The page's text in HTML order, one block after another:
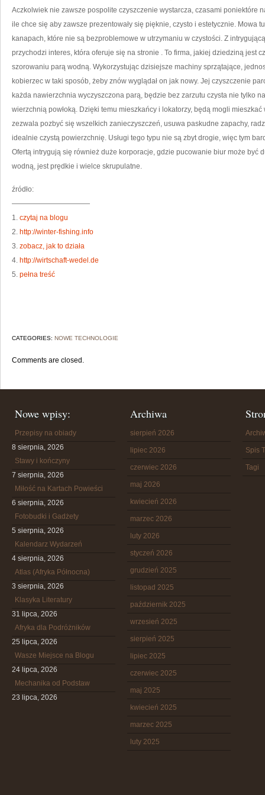
Aczkolwiek nie zawsze pospolite czyszczenie wystarcza, czasami poniektóre
ile chce się aby zawsze prezentowały się pięknie, czysto i estetycznie. Mowa
kanapach, które nie są bezproblemowe w utrzymaniu w czystości. Z
przychodzi interes, która oferuje się na stronie . To firma, jakiej dziedziną jest
szorowaniu parą wodną. Wykorzystując dzisiejsze machiny sprzątające,
kobierzec w taki sposób, żeby znów wyglądał on jak nowy. Jej czyszczenie
każda nawierzchnia wyczyszczona parą, będzie bez zarzutu czysta nie tylko
wierzchnią powłoką. Dzięki temu mieszkańcy i lokatorzy, będą mogli
zezwala pozbyć się wszelkich zanieczyszczeń, usuwa paskudne zapachy,
idealnie czystą powierzchnię. Usługi tego typu nie są zbyt drogie, więc tym
Ofertą intrygują się również duże korporacje, gdzie pucowanie biur może być
wodną, jest prędkie i wielce skrupulatne.
źródło:
———————————
1. czytaj na blogu
2. http://winter-fishing.info
3. zobacz, jak to działa
4. http://wirtschaft-wedel.de
5. pełna treść
CATEGORIES: NOWE TECHNOLOGIE
Comments are closed.
Nowe wpisy:
Przepisy na obiady
8 sierpnia, 2026
Stawy i kończyny
7 sierpnia, 2026
Miłość na Kartach Powieści
6 sierpnia, 2026
Fotobudki i Gadżety
5 sierpnia, 2026
Kalendarz Wydarzeń
4 sierpnia, 2026
Atlas (Afryka Północna)
3 sierpnia, 2026
Klasyka Literatury
31 lipca, 2026
Afryka dla Podróżników
25 lipca, 2026
Wasze Miejsce na Blogu
24 lipca, 2026
Mechanika od Podstaw
23 lipca, 2026
Archiwa
sierpień 2026
lipiec 2026
czerwiec 2026
maj 2026
kwiecień 2026
marzec 2026
luty 2026
styczeń 2026
grudzień 2025
listopad 2025
październik 2025
wrzesień 2025
sierpień 2025
lipiec 2025
czerwiec 2025
maj 2025
kwiecień 2025
marzec 2025
luty 2025
Spis
Tagi